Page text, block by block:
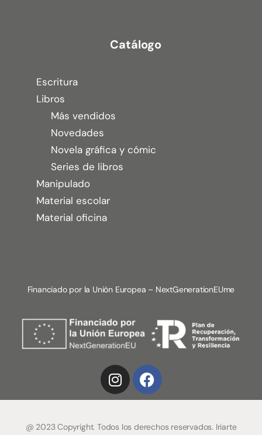
Catálogo
Escritura
Libros
Más vendidos
Novedades
Novela gráfica y cómic
Series de libros
Manipulado
Material escolar
Material oficina
Financiado por la Unión Europea – NextGenerationEUme
@ 2023 Copyright. Todos los derechos reservados. Iriarte